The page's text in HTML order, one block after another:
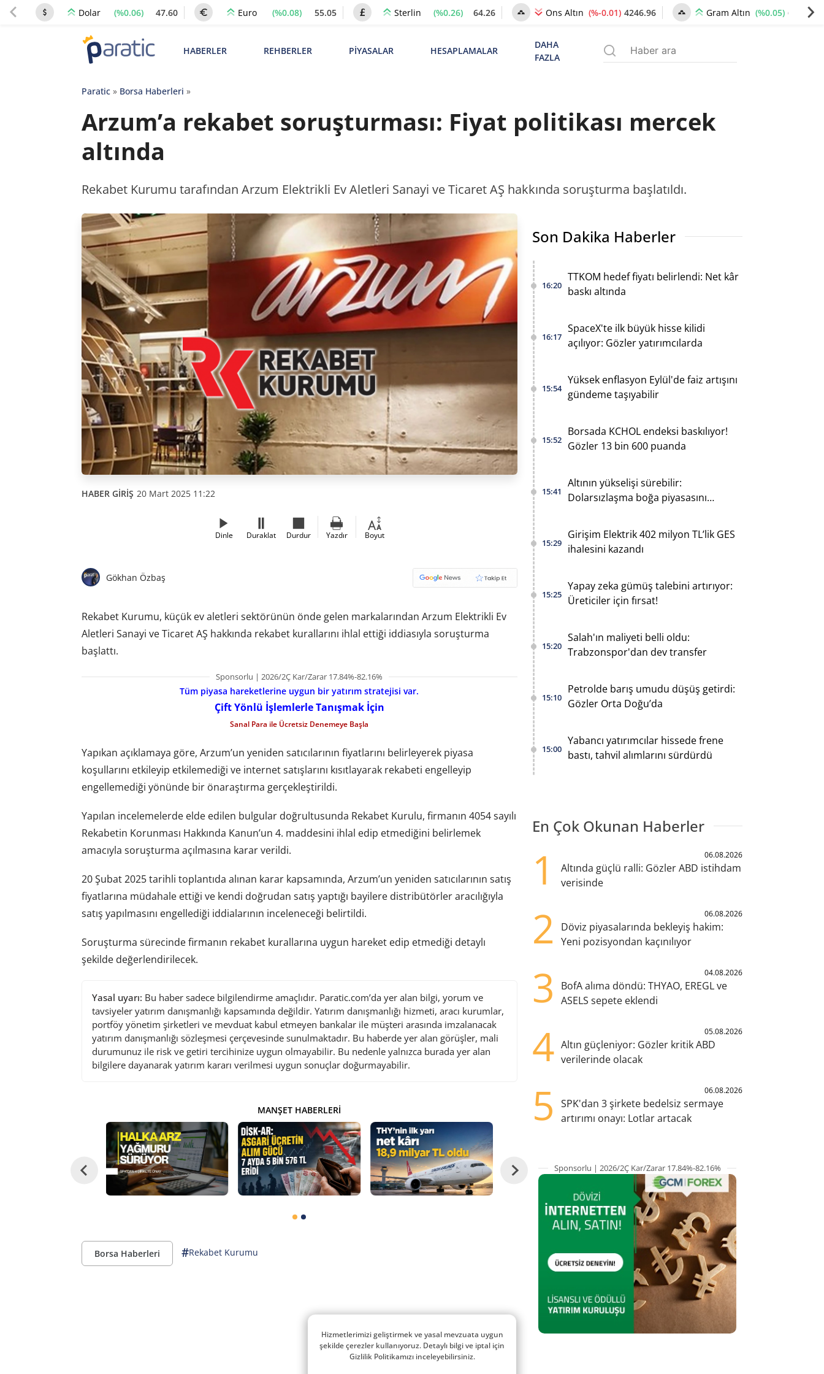
Dolar (%0.06) 47.60 Euro (%0.08) 55.05 Sterlin (%0.26) 64.26 Ons Altın (%-0.01) 4246.96 Gram Altın (%0.05) 6499.25
HABERLER REHBERLER PİYASALAR HESAPLAMALAR
DAHA
FAZLA
Paratic» Borsa Haberleri »
Arzum’a rekabet soruşturması: Fiyat politikası mercek
altında
Rekabet Kurumu tarafından Arzum Elektrikli Ev Aletleri Sanayi ve Ticaret AŞ hakkında soruşturma başlatıldı.
HABER GİRİŞ 20 Mart 2025 11:22
Dinle Duraklat Durdur Yazdır Boyut
Gökhan Özbaş
Rekabet Kurumu, küçük ev aletleri sektörünün önde gelen markalarından Arzum Elektrikli Ev
Aletleri Sanayi ve Ticaret AŞ hakkında rekabet kurallarını ihlal ettiği iddiasıyla soruşturma
başlattı.
Sponsorlu | 2026/2Ç Kar/Zarar 17.84%-82.16%
Tüm piyasa hareketlerine uygun bir yatırım stratejisi var.
Çift Yönlü İşlemlerle Tanışmak İçin
Sanal Para ile Ücretsiz Denemeye Başla
Yapıkan açıklamaya göre, Arzum’un yeniden satıcılarının fiyatlarını belirleyerek piyasa
koşullarını etkileyip etkilemediği ve internet satışlarını kısıtlayarak rekabeti engelleyip
engellemediği yönünde bir önaraştırma gerçekleştirildi.
Yapılan incelemelerde elde edilen bulgular doğrultusunda Rekabet Kurulu, firmanın 4054 sayılı
Rekabetin Korunması Hakkında Kanun’un 4. maddesini ihlal edip etmediğini belirlemek
amacıyla soruşturma açılmasına karar verildi.
20 Şubat 2025 tarihli toplantıda alınan karar kapsamında, Arzum’un yeniden satıcılarının satış
fiyatlarına müdahale ettiği ve kendi doğrudan satış yaptığı bayilere distribütörler aracılığıyla
satış yapılmasını engellediği iddialarının inceleneceği belirtildi.
Soruşturma sürecinde firmanın rekabet kurallarına uygun hareket edip etmediği detaylı
şekilde değerlendirilecek.
Yasal uyarı: Bu haber sadece bilgilendirme amaçlıdır. Paratic.com’da yer alan bilgi, yorum ve
tavsiyeler yatırım danışmanlığı kapsamında değildir. Yatırım danışmanlığı hizmeti, aracı kurumlar,
portföy yönetim şirketleri ve mevduat kabul etmeyen bankalar ile müşteri arasında imzalanacak
yatırım danışmanlığı sözleşmesi çerçevesinde sunulmaktadır. Bu haberde yer alan görüşler, mali
durumunuz ile risk ve getiri tercihinize uygun olmayabilir. Bu nedenle yalnızca burada yer alan
bilgilere dayanarak yatırım kararı verilmesi uygun sonuçlar doğurmayabilir.
MANŞET HABERLERI
Borsa Haberleri #Rekabet Kurumu
Son Dakika Haberler
16:20
TTKOM hedef fiyatı belirlendi: Net kâr
baskı altında
16:17
SpaceX'te ilk büyük hisse kilidi
açılıyor: Gözler yatırımcılarda
15:54
Yüksek enflasyon Eylül'de faiz artışını
gündeme taşıyabilir
15:52
Borsada KCHOL endeksi baskılıyor!
Gözler 13 bin 600 puanda
15:41
Altının yükselişi sürebilir:
Dolarsızlaşma boğa piyasasını
15:29
Girişim Elektrik 402 milyon TL’lik GES
ihalesini kazandı
15:25
Yapay zeka gümüş talebini artırıyor:
Üreticiler için fırsat!
15:20
Salah'ın maliyeti belli oldu:
Trabzonspor'dan dev transfer
15:10
Petrolde barış umudu düşüş getirdi:
Gözler Orta Doğu’da
15:00
Yabancı yatırımcılar hissede frene
bastı, tahvil alımlarını sürdürdü
En Çok Okunan Haberler
1 06.08.2026
Altında güçlü ralli: Gözler ABD istihdam
verisinde
2 06.08.2026
Döviz piyasalarında bekleyiş hakim:
Yeni pozisyondan kaçınılıyor
3 04.08.2026
BofA alıma döndü: THYAO, EREGL ve
ASELS sepete eklendi
4 05.08.2026
Altın güçleniyor: Gözler kritik ABD
verilerinde olacak
5 06.08.2026
SPK'dan 3 şirkete bedelsiz sermaye
artırımı onayı: Lotlar artacak
Sponsorlu | 2026/2Ç Kar/Zarar 17.84%-82.16%
Hizmetlerimizi geliştirmek ve yasal mevzuata uygun
şekilde çerezler kullanıyoruz. Detaylı bilgi ve iptal için
Gizlilik Politikamızı inceleyebilirsiniz.